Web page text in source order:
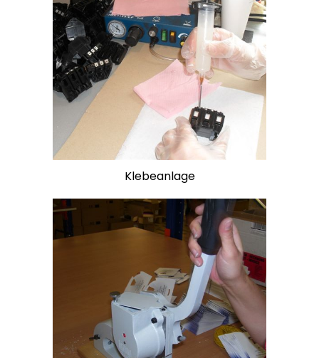
Klebeanlage